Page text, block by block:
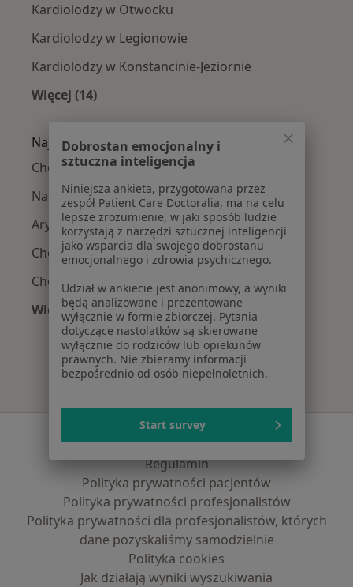
Kardiolodzy w Otwocku
Kardiolodzy w Legionowie
Kardiolodzy w Konstancinie-Jeziornie
Więcej (14)
Najczęście leczone choroby
Choroba wieńcowa w Pruszkowie
Nadciśnienie tętnicze w Pruszkowie
Arytmia w Pruszkowie
Choroba niedokrwienna serca w Pruszkowie
Choroby serca w Pruszkowie
Więcej (15)
Więcej w kategorii: Najczęście leczone
Serwis
Regulamin
Polityka prywatności pacjentów
Polityka prywatności profesjonalistów
Polityka prywatności dla profesjonalistów, których
dane pozyskaliśmy samodzielnie
Polityka cookies
Jak działają wyniki wyszukiwania
Dobrostan emocjonalny i
sztuczna inteligencja
Niniejsza ankieta, przygotowana przez
zespół Patient Care Doctoralia, ma na celu
lepsze zrozumienie, w jaki sposób ludzie
korzystają z narzędzi sztucznej inteligencji
jako wsparcia dla swojego dobrostanu
emocjonalnego i zdrowia psychicznego.
Udział w ankiecie jest anonimowy, a wyniki
będą analizowane i prezentowane
wyłącznie w formie zbiorczej. Pytania
dotyczące nastolatków są skierowane
wyłącznie do rodziców lub opiekunów
prawnych. Nie zbieramy informacji
bezpośrednio od osób niepełnoletnich.
Start survey